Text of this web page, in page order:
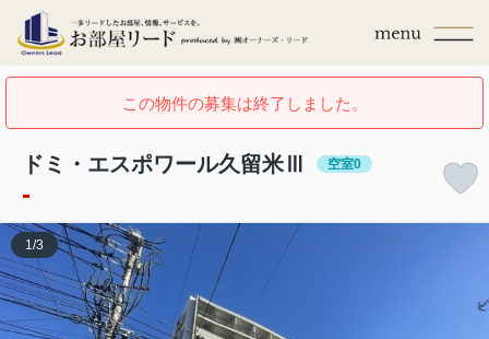
この物件の募集は終了しました。
ドミ・エスポワール久留米Ⅲ 空室0
-
1 /3